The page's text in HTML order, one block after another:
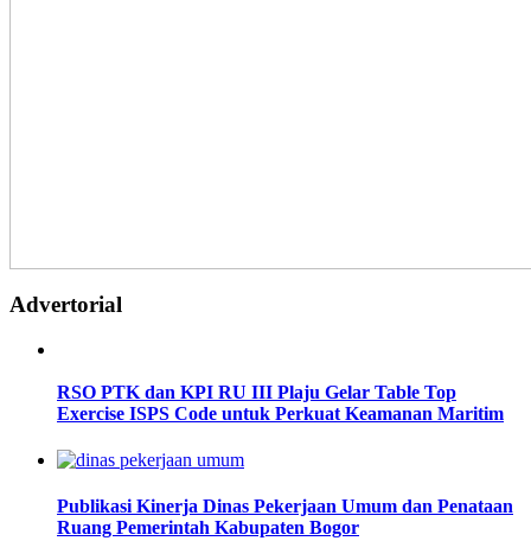
Advertorial
RSO PTK dan KPI RU III Plaju Gelar Table Top
Exercise ISPS Code untuk Perkuat Keamanan Maritim
Publikasi Kinerja Dinas Pekerjaan Umum dan Penataan
Ruang Pemerintah Kabupaten Bogor